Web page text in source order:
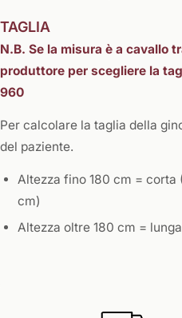
TAGLIA
N.B. Se la misura è a cavallo
produttore per scegliere la
960
Per calcolare la taglia della
del paziente.
Altezza fino 180 cm =
cm)
Altezza oltre 180 cm =